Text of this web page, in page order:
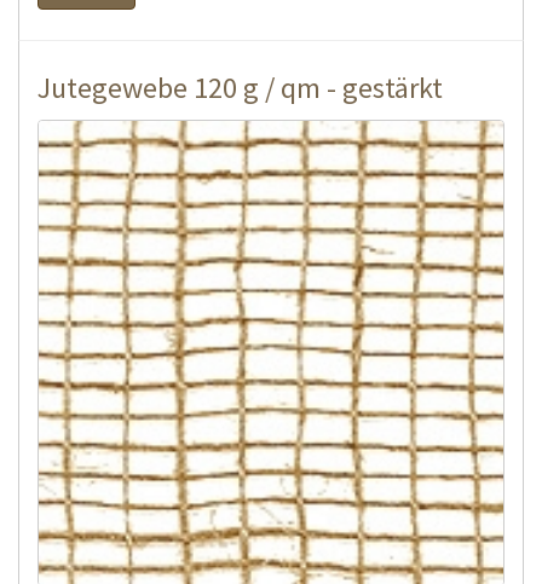
Jutegewebe 120 g / qm - gestärkt